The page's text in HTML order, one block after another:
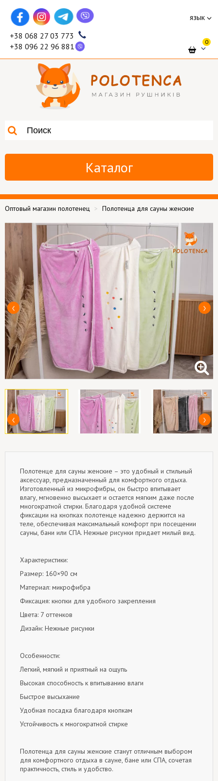
язык
+38 068 27 03 773
+38 096 22 96 881
0
Каталог
Оптовый магазин полотенец Полотенца для сауны женские
Полотенце для сауны женские – это удобный и стильный
аксессуар, предназначенный для комфортного отдыха.
Изготовленный из микрофибры, он быстро впитывает
влагу, мгновенно высыхает и остается мягким даже после
многократной стирки. Благодаря удобной системе
фиксации на кнопках полотенце надежно держится на
теле, обеспечивая максимальный комфорт при посещении
сауны, бани или СПА. Нежные рисунки придает милый вид.
Характеристики:
Размер: 160×90 см
Материал: микрофибра
Фиксация: кнопки для удобного закрепления
Цвета: 7 оттенков
Дизайн: Нежные рисунки
Особенности:
Легкий, мягкий и приятный на ощупь
Высокая способность к впитыванию влаги
Быстрое высыхание
Удобная посадка благодаря кнопкам
Устойчивость к многократной стирке
Полотенца для сауны женские станут отличным выбором
для комфортного отдыха в сауне, бане или СПА, сочетая
практичность, стиль и удобство.